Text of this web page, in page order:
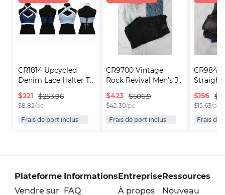
CR1814 Upcycled
Denim Lace Halter T..
$221 $253.96
$8.82/pc
Frais de port inclus
CR9700 Vintage
Rock Revival Men’s J..
$423 $506.9
$42.30/pc
Frais de port inclus
CR9848
Straight
$156
$15.63/pc
Frais de
Plateforme
Vendre sur
Informations
FAQ
Entreprise
À propos
Ressources
Nouveau